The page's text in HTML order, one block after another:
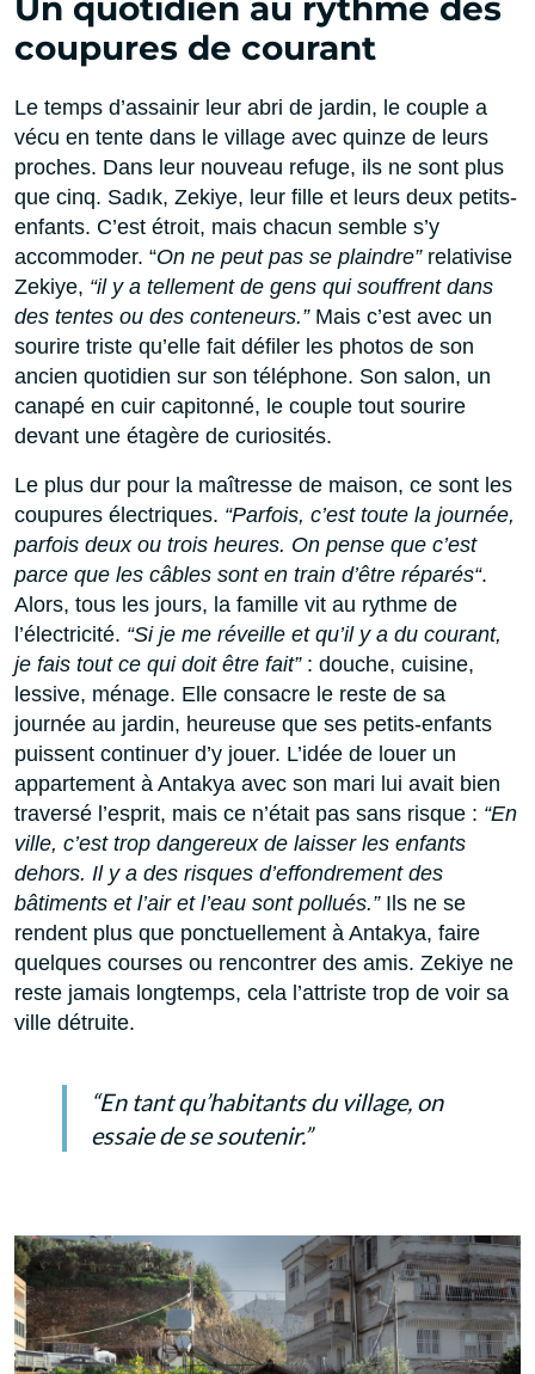
Un quotidien au rythme des
coupures de courant
Le temps d’assainir leur abri de jardin, le couple a
vécu en tente dans le village avec quinze de leurs
proches. Dans leur nouveau refuge, ils ne sont plus
que cinq. Sadık, Zekiye, leur fille et leurs deux petits-
enfants. C’est étroit, mais chacun semble s’y
accommoder. “On ne peut pas se plaindre” relativise
Zekiye, “il y a tellement de gens qui souffrent dans
des tentes ou des conteneurs.”Mais c’est avec un
sourire triste qu’elle fait défiler les photos de son
ancien quotidien sur son téléphone. Son salon, un
canapé en cuir capitonné, le couple tout sourire
devant une étagère de curiosités.
Le plus dur pour la maîtresse de maison, ce sont les
coupures électriques. “Parfois, c’est toute la journée,
parfois deux ou trois heures. On pense que c’est
parce que les câbles sont en train d’être réparés“.
Alors, tous les jours, la famille vit au rythme de
l’électricité. “Si je me réveille et qu’il y a du courant,
je fais tout ce qui doit être fait” : douche, cuisine,
lessive, ménage. Elle consacre le reste de sa
journée au jardin, heureuse que ses petits-enfants
puissent continuer d’y jouer. L’idée de louer un
appartement à Antakya avec son mari lui avait bien
traversé l’esprit, mais ce n’était pas sans risque : “En
ville, c’est trop dangereux de laisser les enfants
dehors. Il y a des risques d’effondrement des
bâtiments et l’air et l’eau sont pollués.”Ils ne se
rendent plus que ponctuellement à Antakya, faire
quelques courses ou rencontrer des amis. Zekiye ne
reste jamais longtemps, cela l’attriste trop de voir sa
ville détruite.
“En tant qu’habitants du village, on
essaie de se soutenir.”